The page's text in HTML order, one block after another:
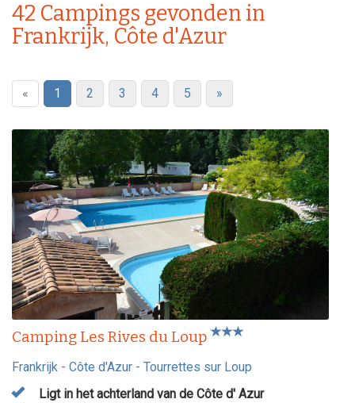
42 Campings gevonden in
Frankrijk, Côte d'Azur
« 1 2 3 4 5 »
Camping Les Rives du Loup
Frankrijk - Côte d'Azur - Tourrettes sur Loup
Ligt in het achterland van de Côte d' Azur